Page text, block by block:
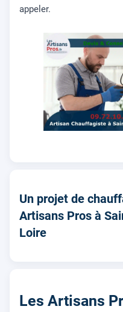
appeler.
Un projet de
Artisans Pros à
Loire
Les Artisans